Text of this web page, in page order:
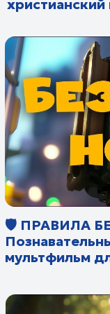
🎬 Острова |
🍎 ФРУКТЫ И
Познавательный
детей